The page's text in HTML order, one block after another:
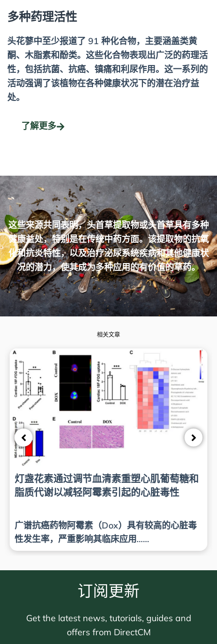
多种药理活性
头花蓼中至少报道了 91 种化合物，主要涵盖类黄
酮、木脂素和酚类。这些化合物表现出广泛的药理活
性，包括抗菌、抗癌、镇痛和利尿作用。这一系列的
活动强调了该植物在各种健康状况下的潜在治疗益
处。
了解更多
这些来源共同表明，头首草提取物或头首草具有多种
健康益处，特别是在传统中药方面。该提取物的抗氧
化和抗炎特性，以及治疗泌尿系统疾病和其他健康状
况的潜力，使其成为多种应用的有价值的草药。
相关文章
灯盏花素通过调节血清素重塑心肌葡萄糖和
脂质代谢以减轻阿霉素引起的心脏毒性
广谱抗癌药物阿霉素（Dox）具有较高的心脏毒
性发生率，严重影响其临床应用……
订阅更新
Get the latest news, tutorials, guides and
offers from DirectCM